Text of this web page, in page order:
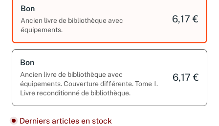
Bon
Ancien livre de bibliothèque avec
équipements.
6,17 €
Bon
Ancien livre de bibliothèque avec
équipements. Couverture différente. Tome 1.
Livre reconditionné de bibliothèque.
6,17 €
Derniers articles en stock